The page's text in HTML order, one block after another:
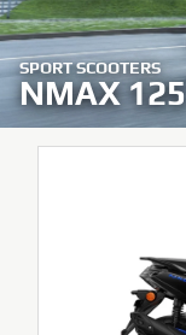
SPORT SCOOTERS
NMAX 125